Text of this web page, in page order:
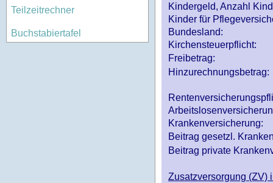
Teilzeitrechner
Buchstabiertafel
Kindergeld, Anzahl
Kinder für
Bundesland:
Kirchensteuerpflicht:
Freibetrag:
Hinzurechnungsbetrag:
Krankenversicherung:
Beitrag gesetzl.
Beitrag private
Zusatzversorgung (ZV)